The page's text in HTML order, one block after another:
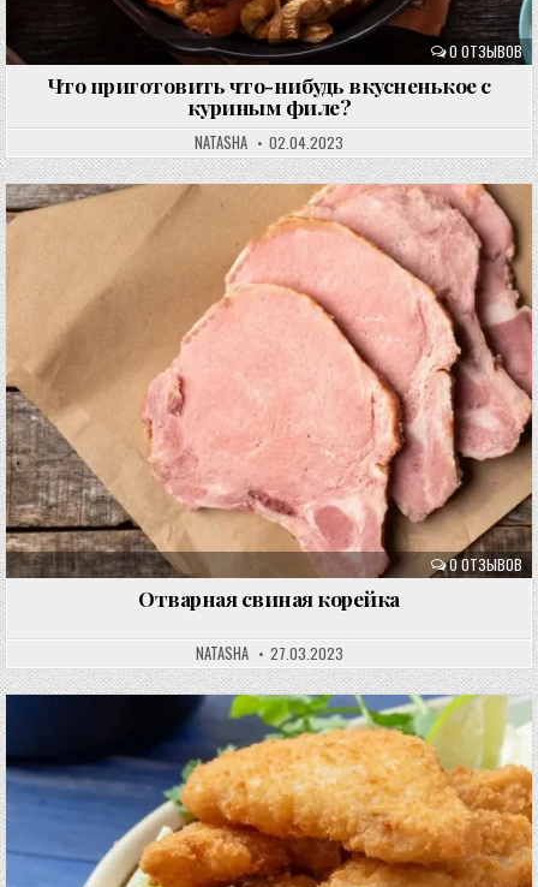
0 ОТЗЫВОВ
Что приготовить что-нибудь вкусненькое с
куриным филе?
NATASHA 02.04.2023
0 ОТЗЫВОВ
Отварная свиная корейка
NATASHA 27.03.2023